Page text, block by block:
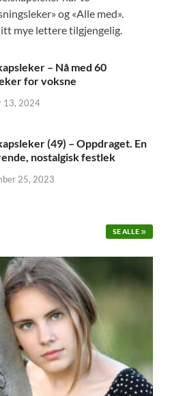
og «Alle med».
mye lettere tilgjengelig.
– Nå med 60
for voksne
13, 2024
(49) – Oppdraget. En
nostalgisk festlek
25, 2023
SE ALLE